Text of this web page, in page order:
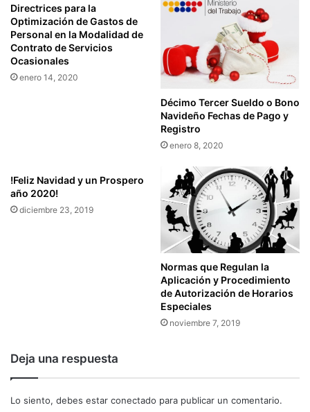
Directrices para la
Optimización de Gastos de
Personal en la Modalidad de
Contrato de Servicios
Ocasionales
enero 14, 2020
Décimo Tercer Sueldo o Bono
Navideño Fechas de Pago y
Registro
enero 8, 2020
!Feliz Navidad y un Prospero
año 2020!
diciembre 23, 2019
Normas que Regulan la
Aplicación y Procedimiento
de Autorización de Horarios
Especiales
noviembre 7, 2019
Deja una respuesta
Lo siento, debes estar conectado para publicar un comentario.